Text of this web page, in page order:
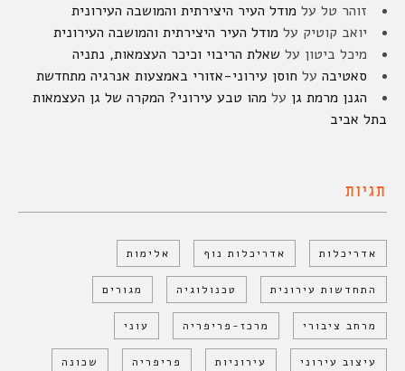
זוהר טל על מודל העיר היצירתית והמושבה העירונית
יואב קוטיק על מודל העיר היצירתית והמושבה העירונית
מיכל ביטון על שאלת הריבוי וכיכר העצמאות, נתניה
סאטיבה על חוסן עירוני-אזורי באמצעות אנרגיה מתחדשת
הגנן מרמת גן על מהו טבע עירוני? המקרה של גן העצמאות
בתל אביב
תגיות
אדריכלות אדריכלות נוף אלימות
התחדשות עירונית טכנולוגיה מגורים
מרחב ציבורי מרכז-פריפריה עוני
עיצוב עירוני עירוניות פריפריה שכונה